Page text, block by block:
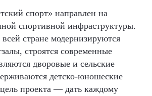
спорт» направлен на
спортивной инфраструктуры.
стране модернизируются
строятся современные
дворовые и сельские
детско-юношеские
проекта — дать каждому